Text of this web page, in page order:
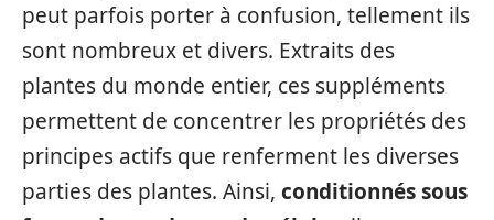
peut parfois porter à confusion, tellement ils
sont nombreux et divers. Extraits des
plantes du monde entier, ces suppléments
permettent de concentrer les propriétés des
principes actifs que renferment les diverses
parties des plantes. Ainsi, conditionnés sous